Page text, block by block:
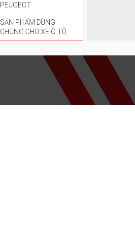
PEUGEOT
SẢN PHẨM DÙNG
CHUNG CHO XE Ô TÔ